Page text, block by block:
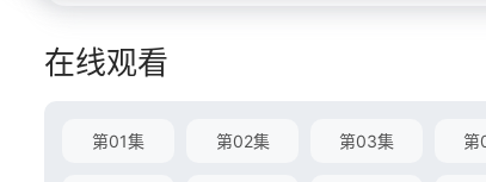
在线观看
第01集 第02集 第03集 第